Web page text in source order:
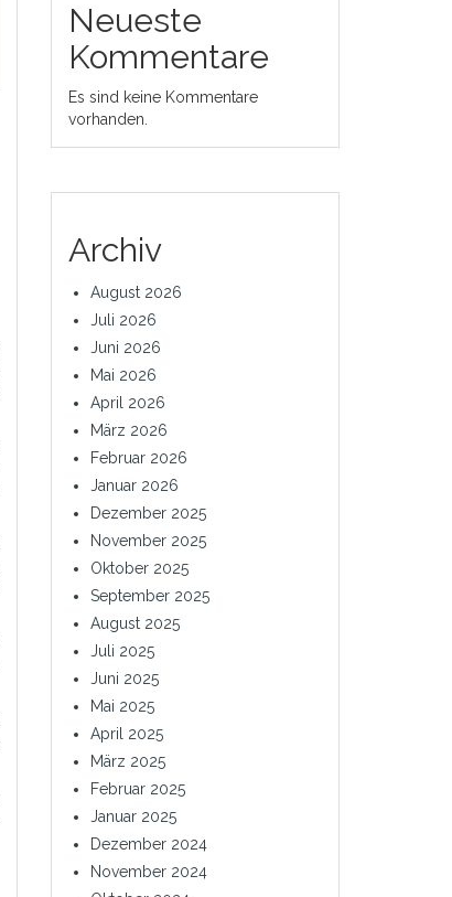
Neueste
Kommentare
Es sind keine Kommentare
vorhanden.
Archiv
August 2026
Juli 2026
Juni 2026
Mai 2026
April 2026
März 2026
Februar 2026
Januar 2026
Dezember 2025
November 2025
Oktober 2025
September 2025
August 2025
Juli 2025
Juni 2025
Mai 2025
April 2025
März 2025
Februar 2025
Januar 2025
Dezember 2024
November 2024